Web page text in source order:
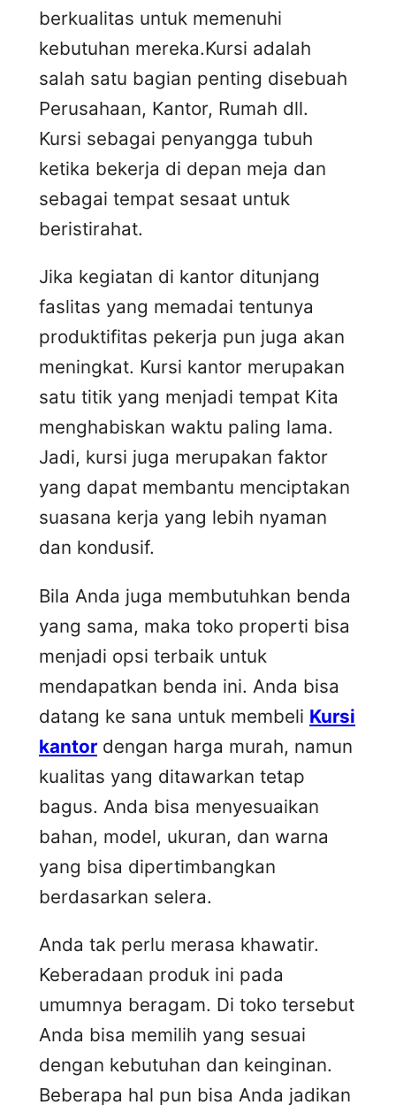
berkualitas untuk memenuhi
kebutuhan mereka.Kursi adalah
salah satu bagian penting disebuah
Perusahaan, Kantor, Rumah dll.
Kursi sebagai penyangga tubuh
ketika bekerja di depan meja dan
sebagai tempat sesaat untuk
beristirahat.
Jika kegiatan di kantor ditunjang
faslitas yang memadai tentunya
produktifitas pekerja pun juga akan
meningkat. Kursi kantor merupakan
satu titik yang menjadi tempat Kita
menghabiskan waktu paling lama.
Jadi, kursi juga merupakan faktor
yang dapat membantu menciptakan
suasana kerja yang lebih nyaman
dan kondusif.
Bila Anda juga membutuhkan benda
yang sama, maka toko properti bisa
menjadi opsi terbaik untuk
mendapatkan benda ini. Anda bisa
datang ke sana untuk membeli Kursi
kantor dengan harga murah, namun
kualitas yang ditawarkan tetap
bagus. Anda bisa menyesuaikan
bahan, model, ukuran, dan warna
yang bisa dipertimbangkan
berdasarkan selera.
Anda tak perlu merasa khawatir.
Keberadaan produk ini pada
umumnya beragam. Di toko tersebut
Anda bisa memilih yang sesuai
dengan kebutuhan dan keinginan.
Beberapa hal pun bisa Anda jadikan